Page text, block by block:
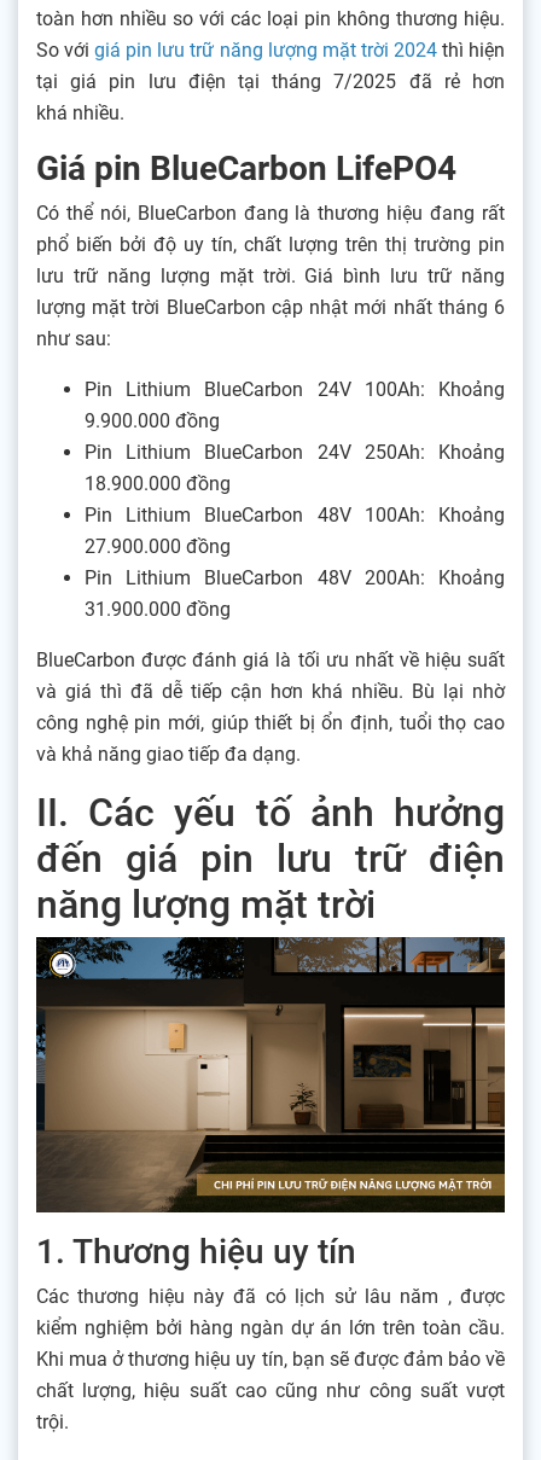
toàn hơn nhiều so với các loại pin không thương hiệu.
So vớigiá pin lưu trữ năng lượng mặt trời 2024thì hiện
tại giá pin lưu điện tại tháng 7/2025 đã rẻ hơn
khá nhiều.
Giá pin BlueCarbon LifePO4
Có thể nói, BlueCarbon đang là thương hiệu đang rất
phổ biến bởi độ uy tín, chất lượng trên thị trường pin
lưu trữ năng lượng mặt trời. Giá bình lưu trữ năng
lượng mặt trời BlueCarbon cập nhật mới nhất tháng 6
như sau:
Pin Lithium BlueCarbon 24V 100Ah: Khoảng
9.900.000 đồng
Pin Lithium BlueCarbon 24V 250Ah: Khoảng
18.900.000 đồng
Pin Lithium BlueCarbon 48V 100Ah: Khoảng
27.900.000 đồng
Pin Lithium BlueCarbon 48V 200Ah: Khoảng
31.900.000 đồng
BlueCarbon được đánh giá là tối ưu nhất về hiệu suất
và giá thì đã dễ tiếp cận hơn khá nhiều. Bù lại nhờ
công nghệ pin mới, giúp thiết bị ổn định, tuổi thọ cao
và khả năng giao tiếp đa dạng.
II. Các yếu tố ảnh hưởng
đến giá pin lưu trữ điện
năng lượng mặt trời
1. Thương hiệu uy tín
Các thương hiệu này đã có lịch sử lâu năm , được
kiểm nghiệm bởi hàng ngàn dự án lớn trên toàn cầu.
Khi mua ở thương hiệu uy tín, bạn sẽ được đảm bảo về
chất lượng, hiệu suất cao cũng như công suất vượt
trội.